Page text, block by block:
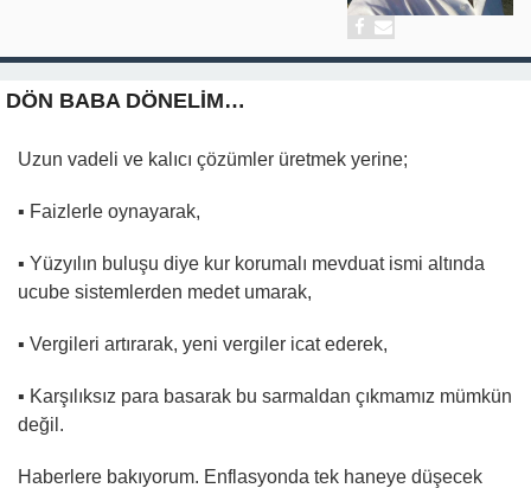
DÖN BABA DÖNELİM…
Uzun vadeli ve kalıcı çözümler üretmek yerine;
▪︎ Faizlerle oynayarak,
▪︎ Yüzyılın buluşu diye kur korumalı mevduat ismi altında
ucube sistemlerden medet umarak,
▪︎ Vergileri artırarak, yeni vergiler icat ederek,
▪︎ Karşılıksız para basarak bu sarmaldan çıkmamız mümkün
değil.
Haberlere bakıyorum. Enflasyonda tek haneye düşecek